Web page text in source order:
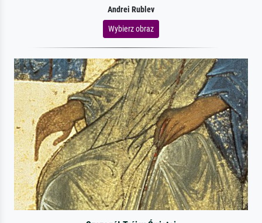
Andrei Rublev
Wybierz obraz